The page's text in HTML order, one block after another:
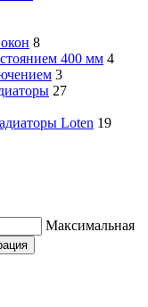
8
400 мм 4
3
27
Loten 19
Максимальная